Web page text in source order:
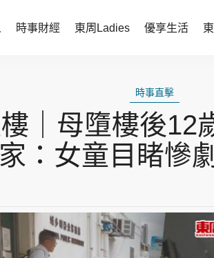
時事財經 東周Ladies 優享生活
智庫
人物
時尚生活
健康醫美
員活動 玄學靈異
時事直擊
｜母墮樓後12
：女童目睹慘